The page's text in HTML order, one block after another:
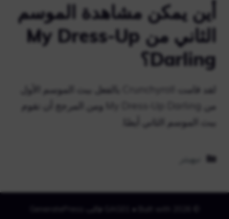
أين يمكن مشاهدة الموسم
الثاني من My Dress-Up
Darling؟
لقد قامت Crunchyroll بالفعل ببث الموسم الأول
من My Dress-Up Darling ومن المرجح أن تقوم
ببث الموسم الثاني أيضًا.